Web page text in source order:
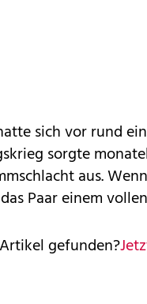
sich vor rund
sorgte
aus.
Paar einem
gefunden?